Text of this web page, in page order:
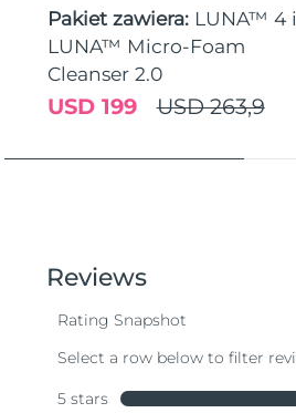
Pakiet zawiera: LUNA™ 4 i
LUNA™ Micro-Foam
Cleanser 2.0
USD 263,9
USD 199